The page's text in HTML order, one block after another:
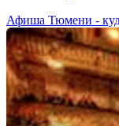
Афиша Тюмени -